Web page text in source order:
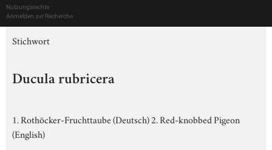
Nutzungsrechte
Anmelden zur Recherche
Stichwort
Ducula rubricera
1. Rothöcker-Fruchttaube (Deutsch) 2. Red-knobbed Pigeon
(English)